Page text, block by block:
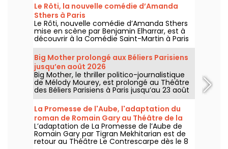
Le Rôti, la nouvelle comédie d’Amanda
Sthers à Paris
Le Rôti, nouvelle comédie d’Amanda Sthers
mise en scène par Benjamin Elharrar, est à
découvrir à la Comédie Saint-Martin à Paris
jusqu’au 15 octobre 2026.
Big Mother prolongé aux Béliers Parisiens
jusqu’en août 2026
Big Mother, le thriller politico-journalistique
de Mélody Mourey, est prolongé au Théâtre
des Béliers Parisiens à Paris jusqu’au 23 août
2026, avec des représentations du mardi au
dimanche.
La Promesse de l'Aube, l'adaptation du
roman de Romain Gary au Théâtre de la
Contrescarpe
L’adaptation de La Promesse de l’Aube de
Romain Gary par Tigran Mekhitarian est de
retour au Théâtre Le Contrescarpe dès le 8